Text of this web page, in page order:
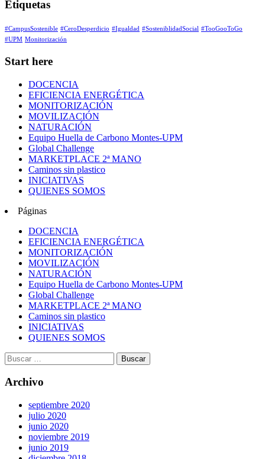
Etiquetas
#CampusSostenible #CeroDesperdicio #Igualdad #SosteniblidadSocial #TooGooToGo
#UPM Monitorización
Start here
DOCENCIA
EFICIENCIA ENERGÉTICA
MONITORIZACIÓN
MOVILIZACIÓN
NATURACIÓN
Equipo Huella de Carbono Montes-UPM
Global Challenge
MARKETPLACE 2ª MANO
Caminos sin plastico
INICIATIVAS
QUIENES SOMOS
Páginas
DOCENCIA
EFICIENCIA ENERGÉTICA
MONITORIZACIÓN
MOVILIZACIÓN
NATURACIÓN
Equipo Huella de Carbono Montes-UPM
Global Challenge
MARKETPLACE 2ª MANO
Caminos sin plastico
INICIATIVAS
QUIENES SOMOS
Archivo
septiembre 2020
julio 2020
junio 2020
noviembre 2019
junio 2019